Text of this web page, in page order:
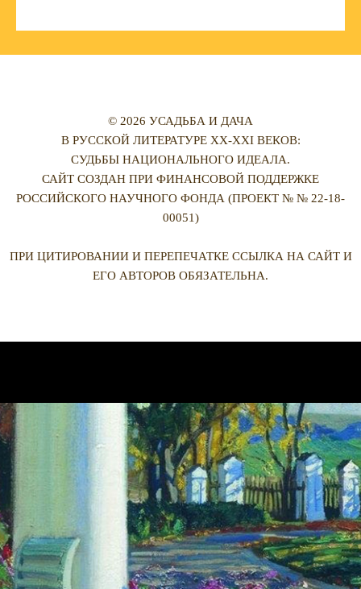
© 2026 УСАДЬБА И ДАЧА
В РУССКОЙ ЛИТЕРАТУРЕ XX-XXI ВЕКОВ:
СУДЬБЫ НАЦИОНАЛЬНОГО ИДЕАЛА.
САЙТ СОЗДАН ПРИ ФИНАНСОВОЙ ПОДДЕРЖКЕ
РОССИЙСКОГО НАУЧНОГО ФОНДА (ПРОЕКТ № № 22-18-
00051)
ПРИ ЦИТИРОВАНИИ И ПЕРЕПЕЧАТКЕ ССЫЛКА НА САЙТ И
ЕГО АВТОРОВ ОБЯЗАТЕЛЬНА.